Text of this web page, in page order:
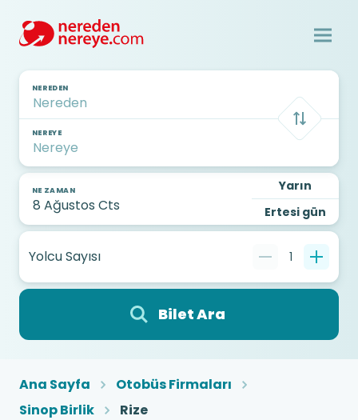
NEREDEN
NEREYE
NE ZAMAN
Yarın
Ertesi gün
Yolcu Sayısı 1
Bilet Ara
Ana Sayfa
Otobüs Firmaları
Sinop Birlik
Rize